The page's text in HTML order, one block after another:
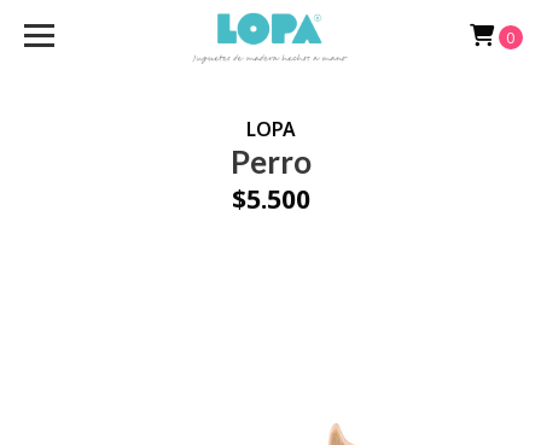
0
LOPA
Perro
$5.500